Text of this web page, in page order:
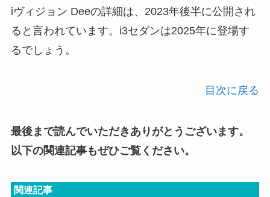
iヴィジョン Deeの詳細は、2023年後半に公開され
ると言われています。i3セダンは2025年に登場す
るでしょう。
目次に戻る
最後まで読んでいただきありがとうございます。
以下の関連記事もぜひご覧ください。
関連記事